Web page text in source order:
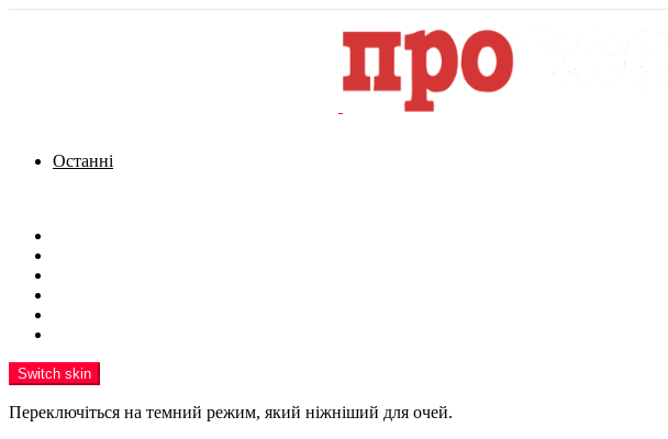
Останні
Switch skin
Переключіться на темний режим, який ніжніший для очей.